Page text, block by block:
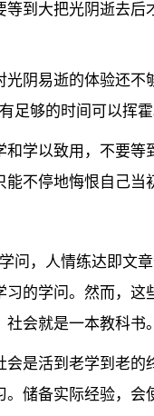
等到大把光阴逝去后
光阴易逝的体验还不
足够的时间可以挥霍
和学以致用，不要等
不停地悔恨自己当
问，人情练达即文
习的学问。然而，这
会就是一本教科书。
会是活到老学到老的
储备实际经验，会